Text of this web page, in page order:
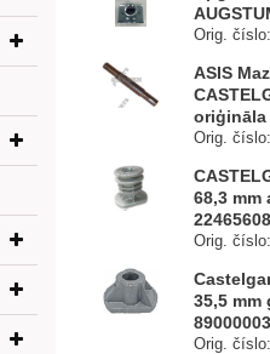
Orig.
ASIS
oriģināla
Orig.
68,3
Orig.
35,5 mm
Orig.